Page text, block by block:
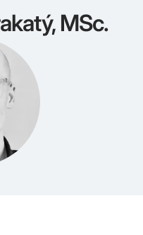
MSc.